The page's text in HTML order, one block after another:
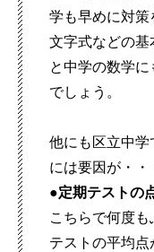
学も早めに対
文字式などの基
と中学の数学
でしょう。
他にも区立中
には要因が・・
●定期テストの
こちらで何度
テストの平均点